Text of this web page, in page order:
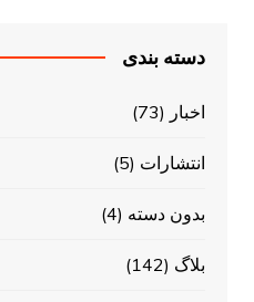
دسته بندی
اخبار (73)
انتشارات (5)
بدون دسته (4)
بلاگ (142)